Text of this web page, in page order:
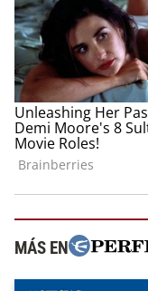
MÁS EN